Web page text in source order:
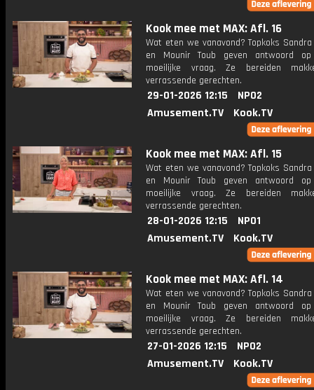
Kook mee met MAX: Afl. 16
Wat eten we vanavond? Topkoks
en Mounir Toub geven antwoord
moeilijke vraag. Ze bereiden
verrassende gerechten.
29-01-2026 12:15
NPO2
Amusement.TV
Kook.TV
Kook mee met MAX: Afl. 15
Wat eten we vanavond? Topkoks
en Mounir Toub geven antwoord
moeilijke vraag. Ze bereiden
verrassende gerechten.
28-01-2026 12:15
NPO1
Amusement.TV
Kook.TV
Kook mee met MAX: Afl. 14
Wat eten we vanavond? Topkoks
en Mounir Toub geven antwoord
moeilijke vraag. Ze bereiden
verrassende gerechten.
27-01-2026 12:15
NPO2
Amusement.TV
Kook.TV